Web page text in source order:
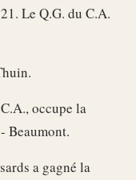
Le Q.G. du C.A.
occupe la
Beaumont.
a gagné la